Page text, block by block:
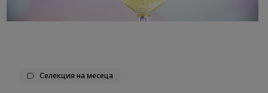
Селекция на месеца